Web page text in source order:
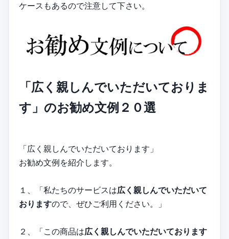
ケースもあるので注意して下さい。
「広く親しんでいただいておりま
す」のお勧め文例２０選
「広く親しんでいただいております」
お勧め文例を紹介します。
１、「私たちのサービスは広く親しんでいただいて
おりますので、ぜひご利用ください。」
２、「この商品は広く親しんでいただいております